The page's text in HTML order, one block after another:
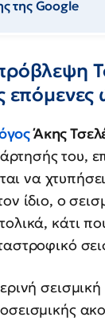
της Google
επόμενες
Άκης
του,
να
ίδιο, ο
κάτι